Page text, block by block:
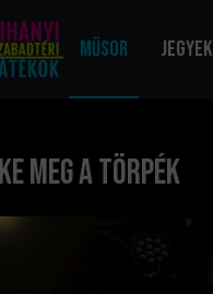
Műsor Jegyek
meg a törpék